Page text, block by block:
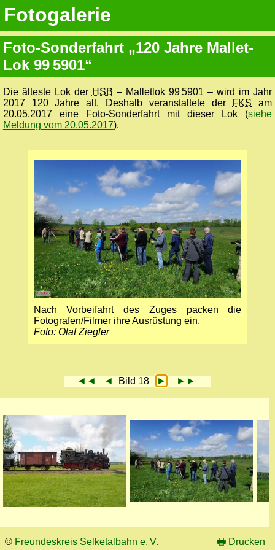
Fotogalerie
Foto-Sonder­fahrt „120 Jahre Mallet-
Lok 99 5901“
Die älteste Lok der HSB – Malletlok 99 5901 – wird im Jahr
2017 120 Jahre alt. Deshalb veranstaltete der FKS am
20.05.2017 eine Foto-Sonder­fahrt mit dieser Lok (siehe
Meldung vom 20.05.2017).
Nach Vorbeifahrt des Zuges packen die
Fotografen/Filmer ihre Ausrüstung ein.
Foto: Olaf Ziegler
◄◄ ◄ Bild 18 ► ►►
© Freundeskreis Selketalbahn e. V. 🖶 Drucken